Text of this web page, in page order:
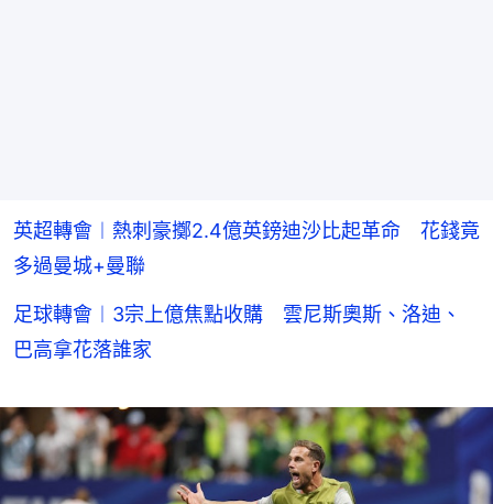
英超轉會︱熱刺豪擲2.4億英鎊迪沙比起革命 花錢竟
多過曼城+曼聯
足球轉會︱3宗上億焦點收購 雲尼斯奧斯、洛迪、
巴高拿花落誰家